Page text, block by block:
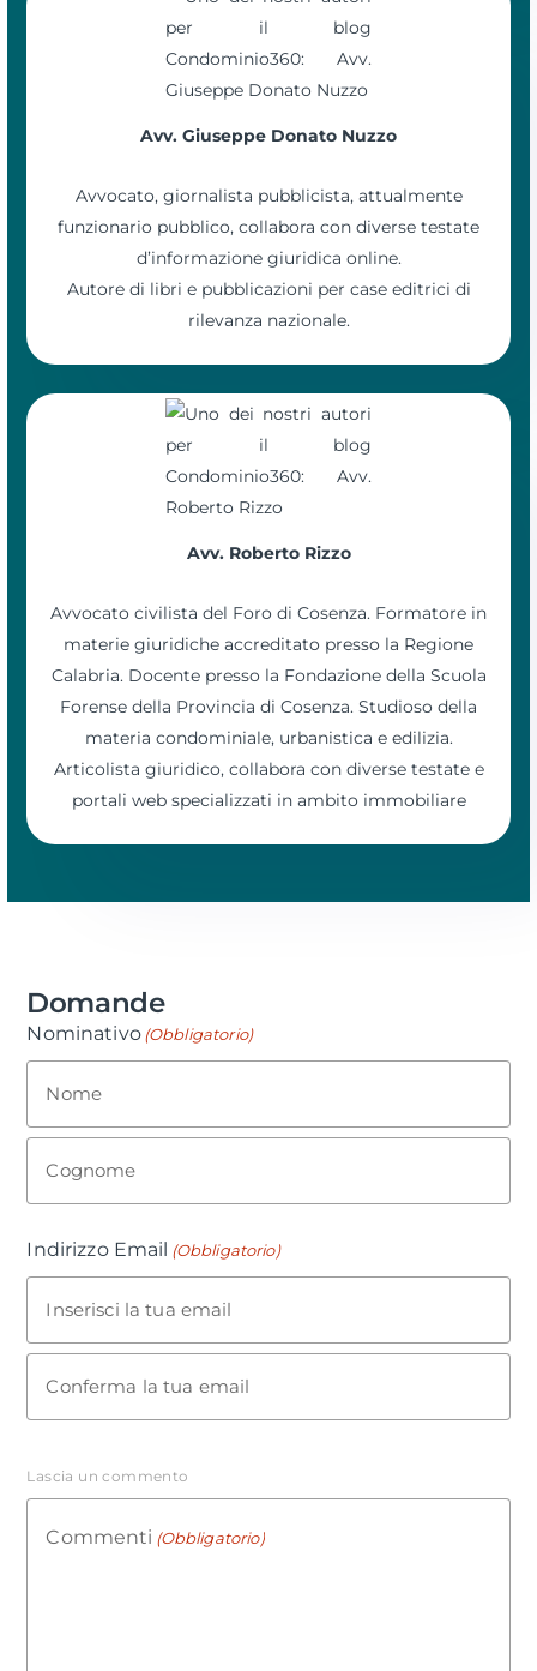
Avv. Giuseppe Donato Nuzzo
Avvocato, giornalista pubblicista, attualmente
funzionario pubblico, collabora con diverse testate
d’informazione giuridica online.
Autore di libri e pubblicazioni per case editrici di
rilevanza nazionale.
Avv. Roberto Rizzo
Avvocato civilista del Foro di Cosenza. Formatore in
materie giuridiche accreditato presso la Regione
Calabria. Docente presso la Fondazione della Scuola
Forense della Provincia di Cosenza. Studioso della
materia condominiale, urbanistica e edilizia.
Articolista giuridico, collabora con diverse testate e
portali web specializzati in ambito immobiliare
Domande
Nominativo(Obbligatorio)
Nome
Cognome
Indirizzo Email (Obbligatorio)
Inserisci la tua email
Conferma la tua email
Lascia un commento
Commenti (Obbligatorio)